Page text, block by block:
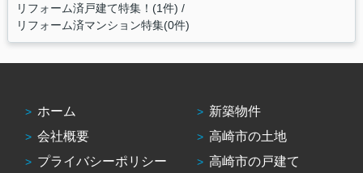
リフォーム済戸建て特集！(1件)
リフォーム済マンション特集(0件)
ホーム
会社概要
プライバシーポリシー
新築物件
高崎市の土地
高崎市の戸建て